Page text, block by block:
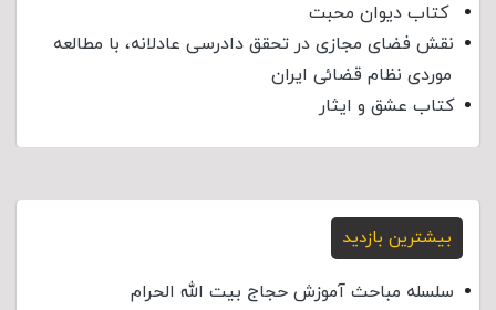
کتاب دیوان محبت
نقش فضای مجازی در تحقق دادرسی عادلانه، با مطالعه
موردی نظام قضائی ایران
کتاب عشق و ایثار
بیشترین بازدید
سلسله مباحث آموزش حجاج بیت الله الحرام